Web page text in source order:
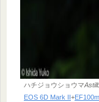
ハチジョウショウマ
EOS 6D Mark II+